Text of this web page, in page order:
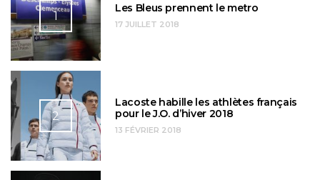
1
Les Bleus prennent le metro
17 JUILLET 2018
2
Lacoste habille les athlètes français
pour le J.O. d’hiver 2018
13 FÉVRIER 2018